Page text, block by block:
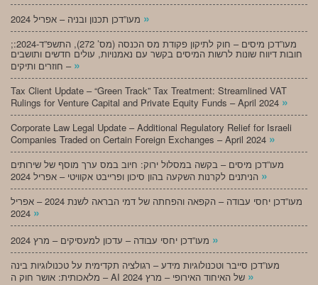
»
;מעו”דכן מיסים – חוק לתיקון פקודת מס הכנסה (מס’ 272), התשפ”ד-2024:
חובות דיווח שונות לרשות המיסים בקשר עם נאמנויות, עולים חדשים ותושבים
חוזרים ותיקים – »
Tax Client Update – “Green Track” Tax Treatment: Streamlined VAT
Rulings for Venture Capital and Private Equity Funds – April 2024 »
Corporate Law Legal Update – Additional Regulatory Relief for Israeli
Companies Traded on Certain Foreign Exchanges – April 2024 »
מעו”דכן מיסים – בקשה במסלול ירוק: חיוב במס ערך מוסף של שירותים
»
מעו”דכן יחסי עבודה – הקפאה והפחתה של דמי הבראה לשנת 2024 – אפריל
»
»
מעו”דכן סייבר וטכנולוגיות מידע – רגולציה תקדימית על טכנולוגיות בינה
»